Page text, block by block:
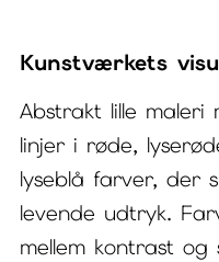
lille
maleri
antal
Kunstværkets
Abstrakt lille maleri
linjer i røde,
lyseblå farver, der
levende udtryk.
mellem kontrast